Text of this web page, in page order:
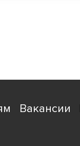
Вакансии